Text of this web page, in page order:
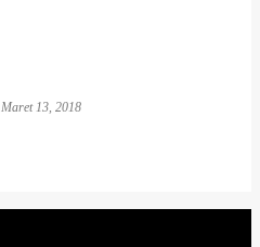
Maret 13, 2018